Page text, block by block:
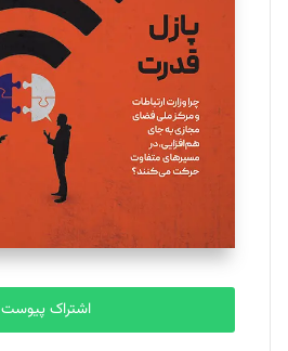
یسنا امان‌پور
تحریریه
ملینا جعفری
تحریریه
مصطفی مسجدی آرانی
تحریریه
بابک نقاش
اشتراک پیوست